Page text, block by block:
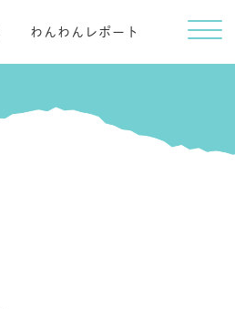
わんわんレポート